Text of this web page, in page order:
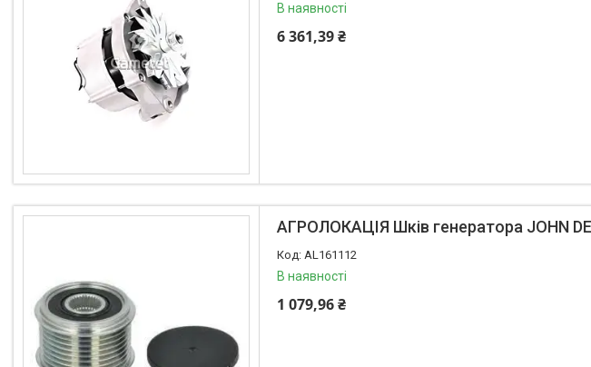
В наявності
6 361,39 ₴
АГРОЛОКАЦІЯ Шків генератора JOHN
AL161112
В наявності
1 079,96 ₴